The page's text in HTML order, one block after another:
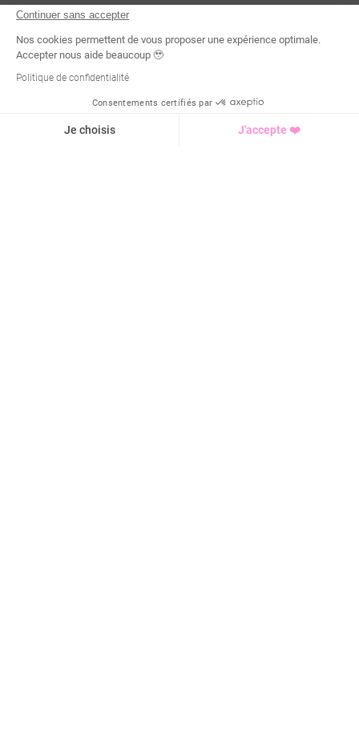
Continuer sans accepter
Nos cookies permettent de vous proposer une expérience optimale.
Accepter nous aide beaucoup 🥹
Politique de confidentialité
Consentements certifiés par
Je choisis J'accepte ❤️